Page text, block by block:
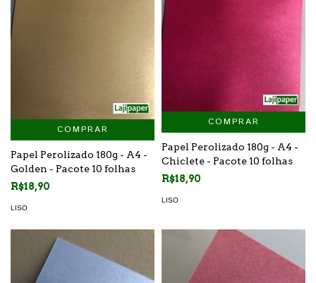
COMPRAR
Papel Perolizado 180g - A4 -
Golden - Pacote 10 folhas
R$18,90
LISO
COMPRAR
Papel Perolizado 180g - A4 -
Chiclete - Pacote 10 folhas
R$18,90
LISO